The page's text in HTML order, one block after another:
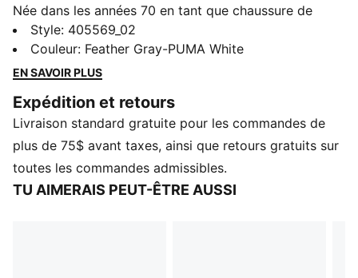
Née dans les années 70 en tant que chaussure de
course, la PUMA Easy Rider était plébiscitée pour sa
conception épurée et sa semelle absorbant les chocs.
En quittant la piste pour investir les rues, elle s’est
mode urbaine. Aujourd'hui, ces chaussures de sport
sont prêtes à être réinventées par une nouvelle
génération.
CARACTÉRISTIQUES ET AVANTAGES
ProFoam : EVA léger conçu pour amortir conçue pour
Style: 405569_02
Couleur: Feather Gray-PUMA White
EN SAVOIR PLUS
Expédition et retours
Livraison standard gratuite pour les commandes de
plus de 75$ avant taxes, ainsi que retours gratuits sur
toutes les commandes admissibles.
TU AIMERAIS PEUT-ÊTRE AUSSI